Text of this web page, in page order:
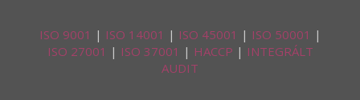
ISO 9001 | ISO 14001 | ISO 45001 | ISO 50001 |
ISO 27001 | ISO 37001 | HACCP | INTEGRÁLT
AUDIT